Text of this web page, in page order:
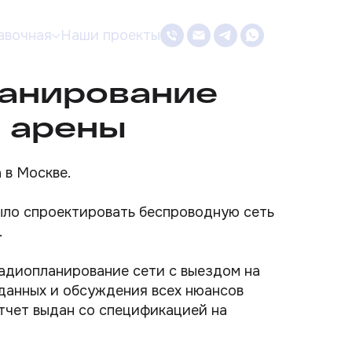
Наши проекты
арены
Москве.
спроектировать беспроводную сеть
сети с выездом на
и обсуждения всех нюансов
выдан со спецификацией на